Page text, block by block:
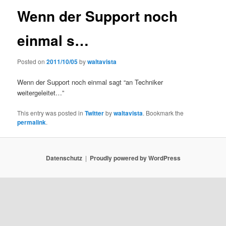
Wenn der Support noch
einmal s…
Posted on2011/10/05bywaltavista
Wenn der Support noch einmal sagt “an Techniker
weitergeleitet…”
This entry was posted inTwitterbywaltavista. Bookmark the
permalink.
Datenschutz Proudly powered by WordPress